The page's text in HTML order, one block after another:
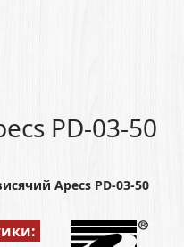
PD-03-50
Apecs PD-03-50